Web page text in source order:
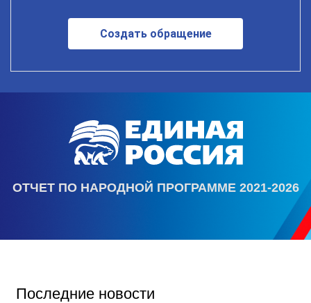
Создать обращение
ОТЧЕТ ПО НАРОДНОЙ ПРОГРАММЕ 2021-2026
Последние новости